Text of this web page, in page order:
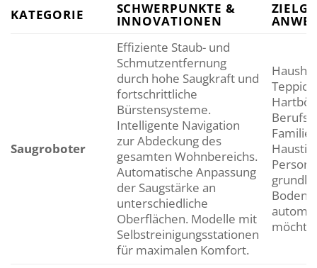
KATEGORIE SCHWERPUNKTE &
INNOVATIONEN
Saugroboter
Effiziente Staub- und
Schmutzentfernung
durch hohe Saugkraft und
fortschrittliche
Bürstensysteme.
Intelligente Navigation
zur Abdeckung des
gesamten Wohnbereichs.
Automatische Anpassung
der Saugstärke an
unterschiedliche
Oberflächen. Modelle mit
Selbstreinigungsstationen
für maximalen Komfort.